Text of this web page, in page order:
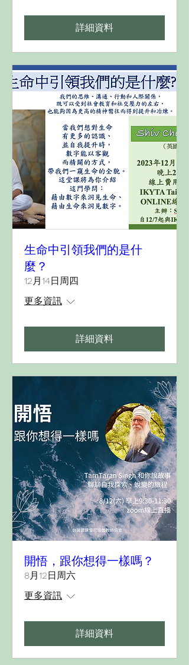
詳細資料
生命中引領我們的是什
麼？
12月14日周四
更多資訊
詳細資料
開悟，跟你想得一樣嗎？
8月12日周六
更多資訊
詳細資料